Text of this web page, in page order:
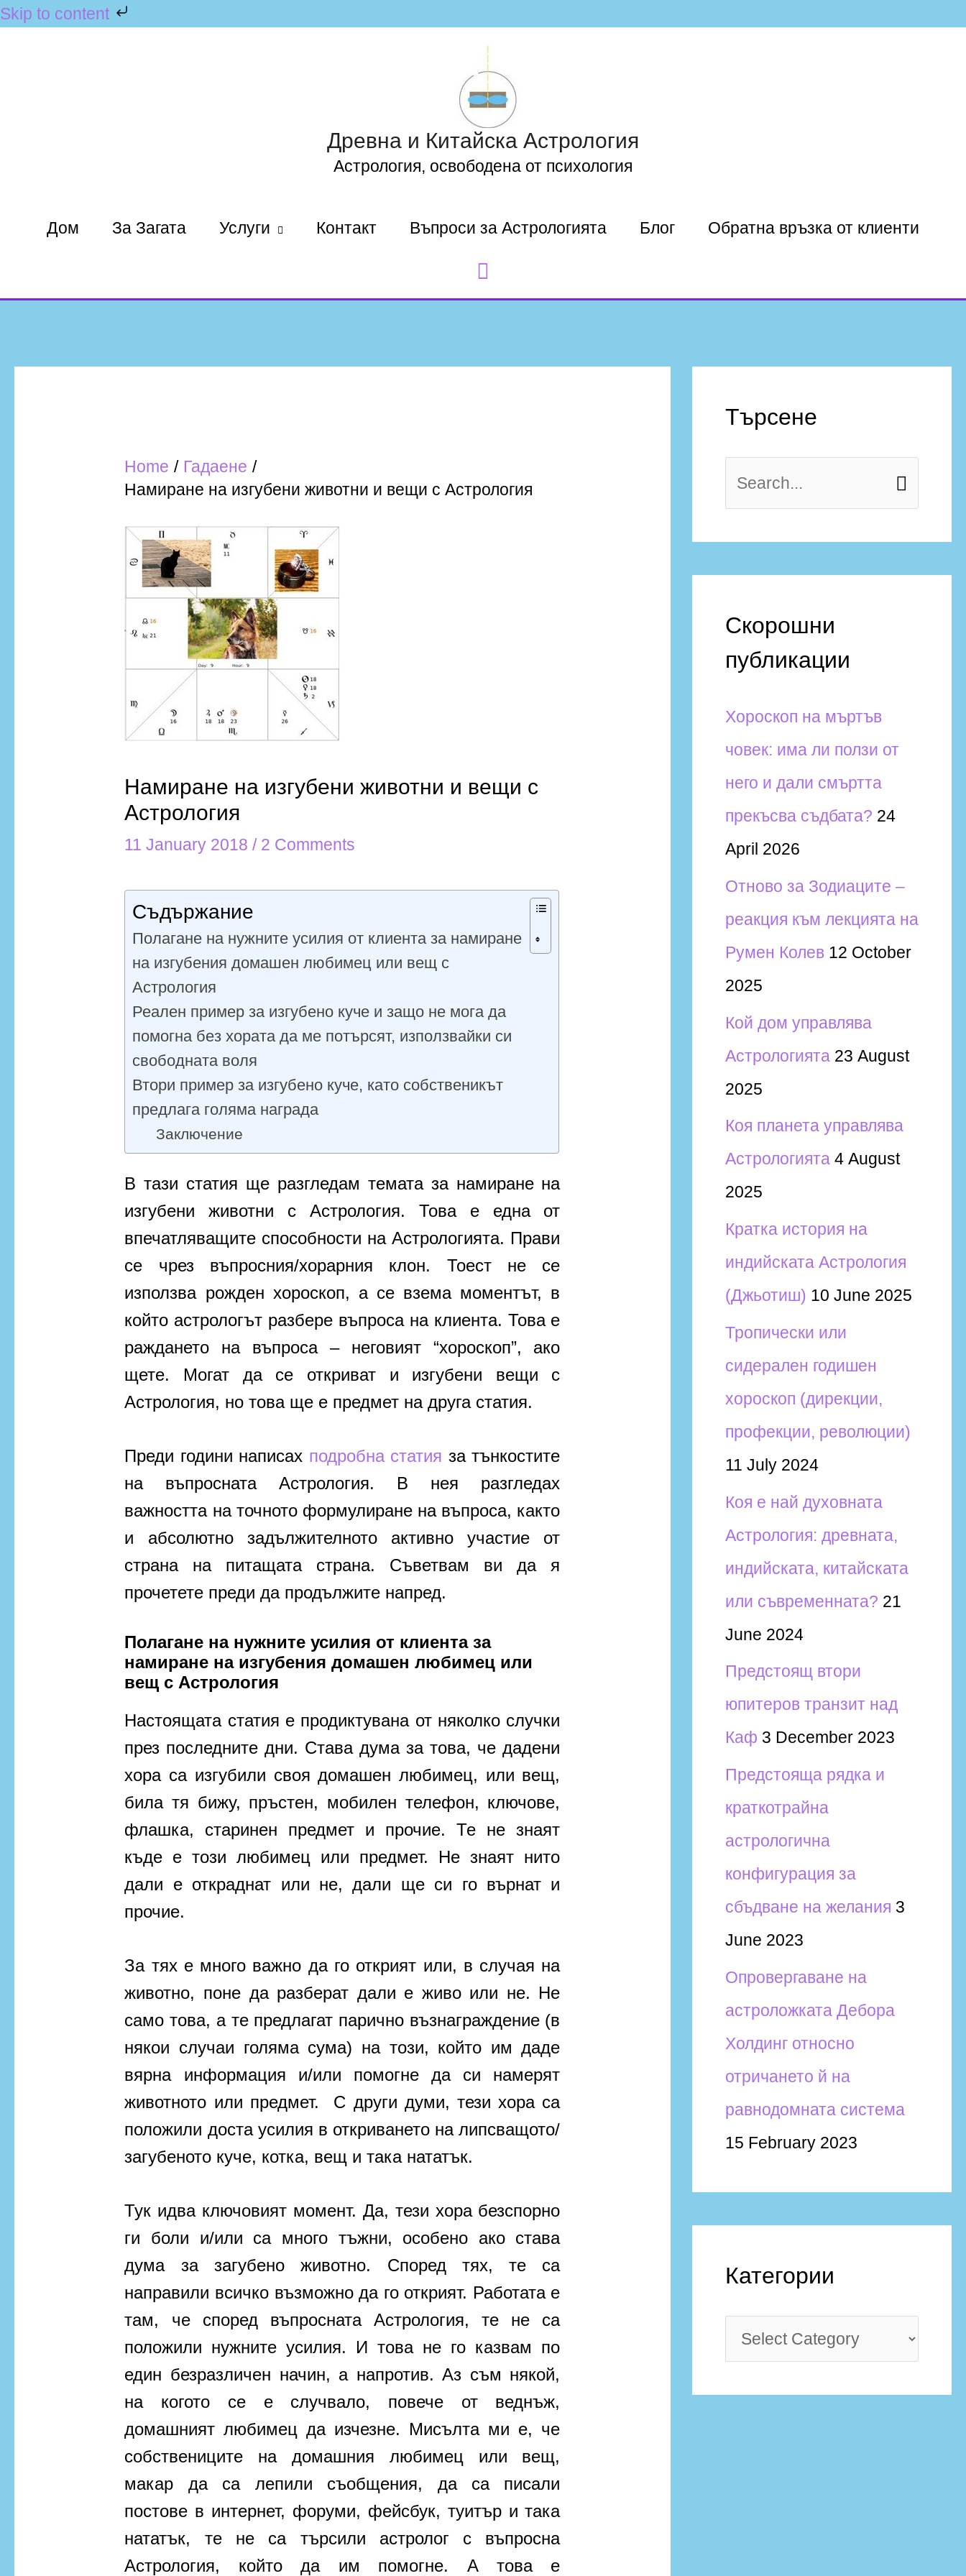
Skip to content
Древна и Китайска Астрология
Астрология, освободена от психология
Дом За Загата Услуги Контакт Въпроси за Астрологията Блог Обратна връзка от клиенти
Home
Гадаене
Намиране на изгубени животни и вещи с Астрология
Намиране на изгубени животни и вещи с
Астрология
11 January 2018/ 2 Comments
Съдържание
Полагане на нужните усилия от клиента за намиране
на изгубения домашен любимец или вещ с
Астрология
Реален пример за изгубено куче и защо не мога да
помогна без хората да ме потърсят, използвайки си
свободната воля
Втори пример за изгубено куче, като собственикът
предлага голяма награда
Заключение
В тази статия ще разгледам темата за намиране на
изгубени животни с Астрология. Това е една от
впечатляващите способности на Астрологията. Прави
се чрез въпросния/хорарния клон. Тоест не се
използва рожден хороскоп, а се взема моментът, в
който астрологът разбере въпроса на клиента. Това е
раждането на въпроса – неговият “хороскоп”, ако
щете. Могат да се откриват и изгубени вещи с
Астрология, но това ще е предмет на друга статия.
Преди години написах подробна статия за тънкостите
на въпросната Астрология. В нея разгледах
важността на точното формулиране на въпроса, както
и абсолютно задължителното активно участие от
страна на питащата страна. Съветвам ви да я
прочетете преди да продължите напред.
Полагане на нужните усилия от клиента за
намиране на изгубения домашен любимец или
вещ с Астрология
Настоящата статия е продиктувана от няколко случки
през последните дни. Става дума за това, че дадени
хора са изгубили своя домашен любимец, или вещ,
била тя бижу, пръстен, мобилен телефон, ключове,
флашка, старинен предмет и прочие. Те не знаят
къде е този любимец или предмет. Не знаят нито
дали е откраднат или не, дали ще си го върнат и
прочие.
За тях е много важно да го открият или, в случая на
животно, поне да разберат дали е живо или не. Не
само това, а те предлагат парично възнаграждение (в
някои случаи голяма сума) на този, който им даде
вярна информация и/или помогне да си намерят
животното или предмет. С други думи, тези хора са
положили доста усилия в откриването на липсващото/
загубеното куче, котка, вещ и така нататък.
Тук идва ключовият момент. Да, тези хора безспорно
ги боли и/или са много тъжни, особено ако става
дума за загубено животно. Според тях, те са
направили всичко възможно да го открият. Работата е
там, че според въпросната Астрология, те не са
положили нужните усилия. И това не го казвам по
един безразличен начин, а напротив. Аз съм някой,
на когото се е случвало, повече от веднъж,
домашният любимец да изчезне. Мисълта ми е, че
собствениците на домашния любимец или вещ,
макар да са лепили съобщения, да са писали
постове в интернет, форуми, фейсбук, туитър и така
нататък, те не са търсили астролог с въпросна
Астрология, който да им помогне. А това е
Търсене
Скорошни
публикации
Хороскоп на мъртъв
човек: има ли ползи от
него и дали смъртта
прекъсва съдбата? 24
April 2026
Отново за Зодиаците –
реакция към лекцията на
Румен Колев 12 October
2025
Кой дом управлява
Астрологията 23 August
2025
Коя планета управлява
Астрологията 4 August
2025
Кратка история на
индийската Астрология
(Джьотиш) 10 June 2025
Тропически или
сидерален годишен
хороскоп (дирекции,
профекции, революции)
11 July 2024
Коя е най духовната
Астрология: древната,
индийската, китайската
или съвременната? 21
June 2024
Предстоящ втори
юпитеров транзит над
Каф 3 December 2023
Предстояща рядка и
краткотрайна
астрологична
конфигурация за
сбъдване на желания 3
June 2023
Опровергаване на
астроложката Дебора
Холдинг относно
отричането й на
равнодомната система
15 February 2023
Категории